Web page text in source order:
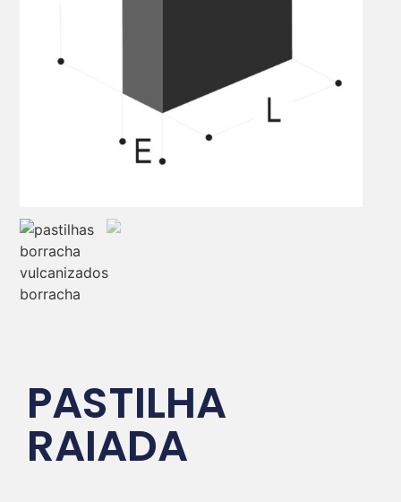
PASTILHA
RAIADA